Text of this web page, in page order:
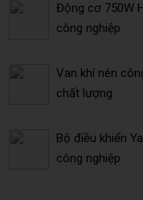
Động cơ 750W
công nghiệp
Van khí nén
chất lượng
Bộ điều khiển
công nghiệp